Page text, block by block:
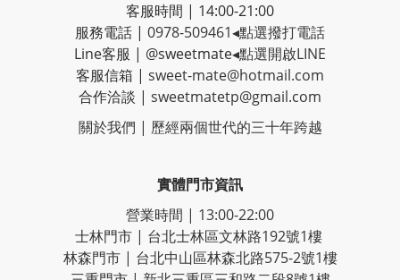
客服時間 | 14:00-21:00
服務電話 | 0978-509461◂點選撥打電話
Line客服 | @sweetmate◂點選開啟LINE
客服信箱 | sweet-mate@hotmail.com
合作洽談 | sweetmatetp@gmail.com
關於我們 | 歷經兩個世代的三十年跨越
實體門市資訊
營業時間 | 13:00-22:00
士林門市 | 台北士林區文林路192號1樓
林森門市 | 台北中山區林森北路575-2號1樓